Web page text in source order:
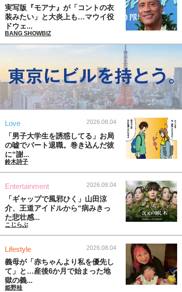
実写版『モアナ』が「コントの衣
装みたい」と大炎上も…マウイ役
ドウェ...
BANG SHOWBIZ
Love 2026.08.04
「男子大学生を誘惑してる」お局
の嘘でパート退職。巻き込んだ彼
に“謝...
鈴木詩子
Entertainment 2026.08.04
「ギャップで風邪ひく」山田涼
介、王道アイドルから“病みきっ
た悲壮感...
こじらぶ
Lifestyle 2026.08.04
義母が「赤ちゃんより私を優先し
て」と…産後6か月で始まった地
獄の義...
姫野桂